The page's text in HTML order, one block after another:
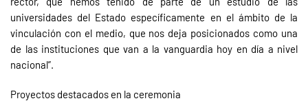
universidades del Estado específicamente en el ámbito de la
vinculación con el medio, que nos deja posicionados como una
de las instituciones que van a la vanguardia hoy en día a nivel
nacional”.
Proyectos destacados en la ceremonia